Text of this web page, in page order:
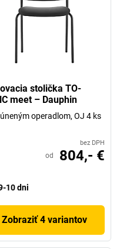
stolička TO-
meet – Dauphin
operadlom, OJ 4 ks
bez DPH
od 804,- €
10 dni
Zobraziť 4 variantov